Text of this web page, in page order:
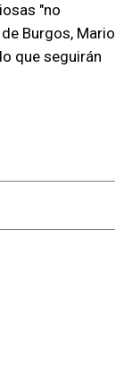
"no
Burgos, Mario
que seguirán